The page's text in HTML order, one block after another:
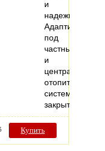
и
надежности.
Адаптирован
под
частные
и
отопительные
системы
закрытого…
Купить